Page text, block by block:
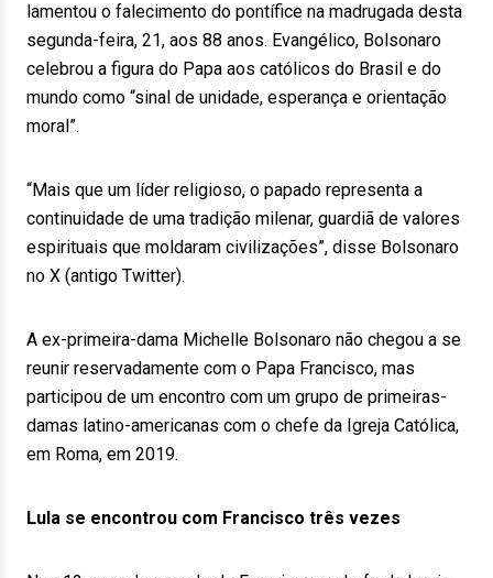
lamentou o falecimento do pontífice na madrugada desta
segunda-feira, 21, aos 88 anos. Evangélico, Bolsonaro
celebrou a figura do Papa aos católicos do Brasil e do
mundo como “sinal de unidade, esperança e orientação
moral”.
“Mais que um líder religioso, o papado representa a
continuidade de uma tradição milenar, guardiã de valores
espirituais que moldaram civilizações”, disse Bolsonaro
no X (antigo Twitter).
A ex-primeira-dama Michelle Bolsonaro não chegou a se
reunir reservadamente com o Papa Francisco, mas
participou de um encontro com um grupo de primeiras-
damas latino-americanas com o chefe da Igreja Católica,
em Roma, em 2019.
Lula se encontrou com Francisco três vezes